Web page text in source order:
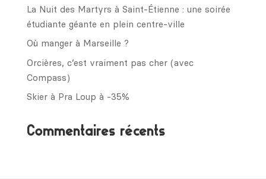
La Nuit des Martyrs à Saint-Étienne : une soirée
étudiante géante en plein centre-ville
Où manger à Marseille ?
Orcières, c’est vraiment pas cher (avec
Compass)
Skier à Pra Loup à -35%
Commentaires récents